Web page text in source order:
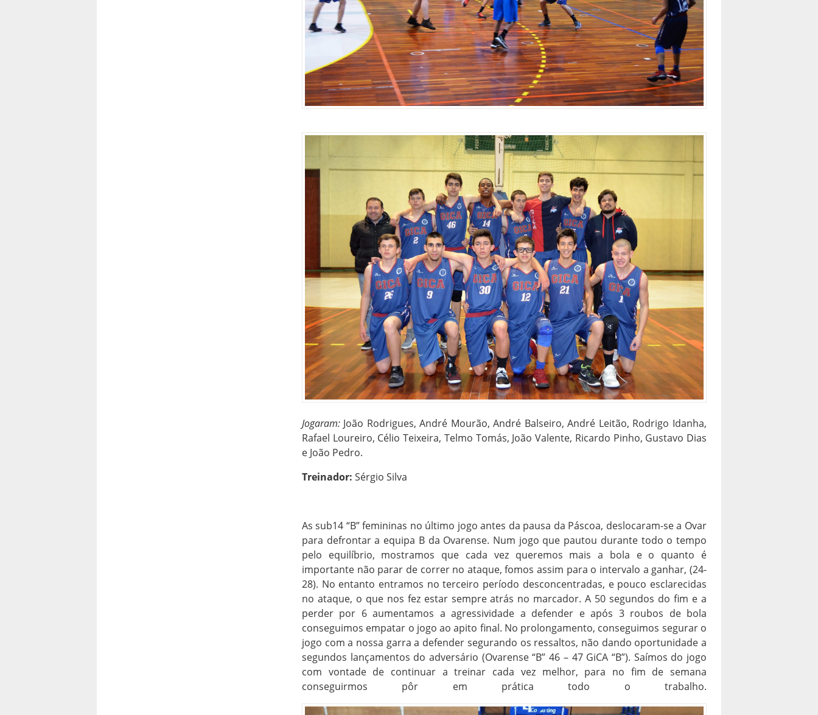
Jogaram:João Rodrigues, André Mourão, André Balseiro, André Leitão, Rodrigo Idanha,
Rafael Loureiro, Célio Teixeira, Telmo Tomás, João Valente, Ricardo Pinho, Gustavo Dias
e João Pedro.
Treinador: Sérgio Silva
As sub14 “B” femininas no último jogo antes da pausa da Páscoa, deslocaram-se a Ovar
para defrontar a equipa B da Ovarense. Num jogo que pautou durante todo o tempo
pelo equilíbrio, mostramos que cada vez queremos mais a bola e o quanto é
importante não parar de correr no ataque, fomos assim para o intervalo a ganhar, (24-
28). No entanto entramos no terceiro período desconcentradas, e pouco esclarecidas
no ataque, o que nos fez estar sempre atrás no marcador. A 50 segundos do fim e a
perder por 6 aumentamos a agressividade a defender e após 3 roubos de bola
conseguimos empatar o jogo ao apito final. No prolongamento, conseguimos segurar o
jogo com a nossa garra a defender segurando os ressaltos, não dando oportunidade a
segundos lançamentos do adversário (Ovarense “B” 46 – 47 GiCA “B”). Saímos do jogo
com vontade de continuar a treinar cada vez melhor, para no fim de semana
conseguirmos pôr em prática todo o trabalho.